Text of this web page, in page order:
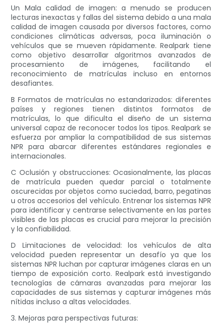
Un Mala calidad de imagen: a menudo se producen
lecturas inexactas y fallas del sistema debido a una mala
calidad de imagen causada por diversos factores, como
condiciones climáticas adversas, poca iluminación o
vehículos que se mueven rápidamente. Realpark tiene
como objetivo desarrollar algoritmos avanzados de
procesamiento de imágenes, facilitando el
reconocimiento de matrículas incluso en entornos
desafiantes.
B Formatos de matrículas no estandarizados: diferentes
países y regiones tienen distintos formatos de
matrículas, lo que dificulta el diseño de un sistema
universal capaz de reconocer todos los tipos. Realpark se
esfuerza por ampliar la compatibilidad de sus sistemas
NPR para abarcar diferentes estándares regionales e
internacionales.
C Oclusión y obstrucciones: Ocasionalmente, las placas
de matrícula pueden quedar parcial o totalmente
oscurecidas por objetos como suciedad, barro, pegatinas
u otros accesorios del vehículo. Entrenar los sistemas NPR
para identificar y centrarse selectivamente en las partes
visibles de las placas es crucial para mejorar la precisión
y la confiabilidad.
D Limitaciones de velocidad: los vehículos de alta
velocidad pueden representar un desafío ya que los
sistemas NPR luchan por capturar imágenes claras en un
tiempo de exposición corto. Realpark está investigando
tecnologías de cámaras avanzadas para mejorar las
capacidades de sus sistemas y capturar imágenes más
nítidas incluso a altas velocidades.
3. Mejoras para perspectivas futuras: